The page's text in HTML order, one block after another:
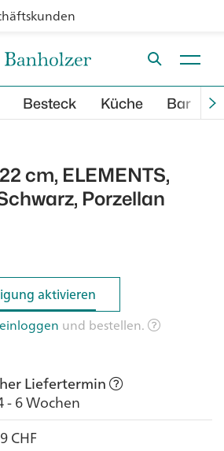
Besteck Küche Bar
cm, ELEMENTS,
Porzellan
aktivieren
aktivieren
und bestellen.
Liefertermin
- 6 Wochen
CHF